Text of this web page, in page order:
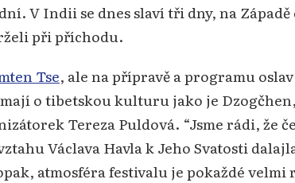
V Indii se dnes slaví tři dny, na
při příchodu.
Tse, ale na přípravě a programu
o tibetskou kulturu jako je
Tereza Puldová. “Jsme rádi, že
Václava Havla k Jeho Svatosti
atmosféra festivalu je pokaždé velmi